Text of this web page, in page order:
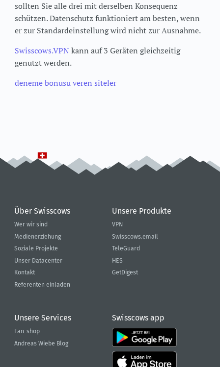
sollten Sie alle drei mit derselben Konsequenz
schützen. Datenschutz funktioniert am besten, wenn
er zur Standardeinstellung wird nicht zur Ausnahme.
Swisscows.VPN kann auf 3 Geräten gleichzeitig
genutzt werden.
deneme bonusu veren siteler
Über Swisscows
Wer wir sind
Medienerziehung
Soziale Projekte
Unser Datacenter
Kontakt
Referenten einladen
Unsere Produkte
VPN
Swisscows.email
TeleGuard
HES
GetDigest
Unsere Services
Fan-shop
Andreas Wiebe Blog
Swisscows app